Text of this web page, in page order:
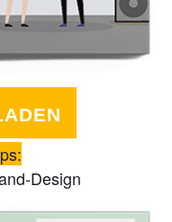
Design